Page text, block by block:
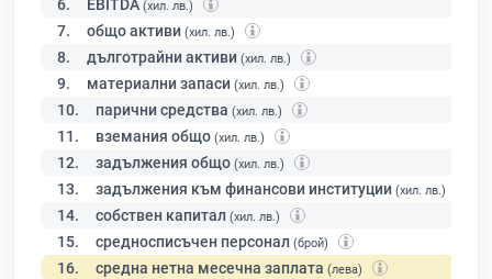
6. EBITDA (хил. лв.)
7. общо активи (хил. лв.)
8. дълготрайни активи (хил. лв.)
9. материални запаси (хил. лв.)
10. парични средства (хил. лв.)
11. вземания общо (хил. лв.)
12. задължения общо (хил. лв.)
13. задължения към финансови институции (хил. лв.)
14. собствен капитал (хил. лв.)
15. средносписъчен персонал (брой)
16. средна нетна месечна заплата (лева)